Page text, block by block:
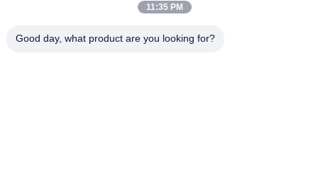
China Goede kwaliteit De Dia van het waterpark Auteursrecht ©
11:35 PM
Good day, what product are you looking for?